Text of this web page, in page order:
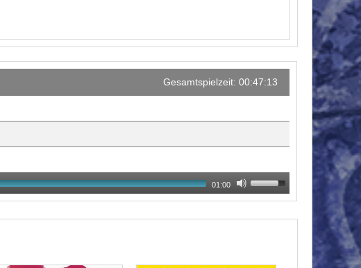
Gesamtspielzeit: 00:47:13
01:00